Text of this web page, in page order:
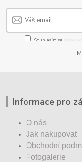
Souhlasím se
Informace pro
O nás
Jak nakupovat
Obchodní
Fotogalerie